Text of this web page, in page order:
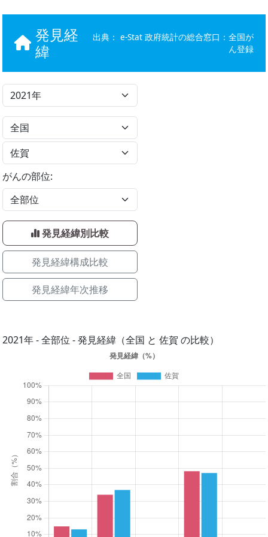
発見経
緯
出典： e-Stat 政府統計の総合窓口：全国が
ん登録
がんの部位:
発見経緯別比較
発見経緯構成比較
発見経緯年次推移
2021年 - 全部位 - 発見経緯（全国 と 佐賀 の比較）